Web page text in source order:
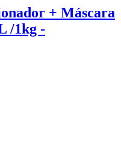
+ Máscara
/1kg -